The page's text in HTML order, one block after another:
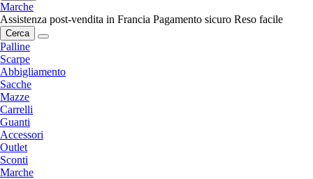
Marche
Assistenza post-vendita in Francia Pagamento sicuro Reso facile
Cerca
Palline
Scarpe
Abbigliamento
Sacche
Mazze
Carrelli
Guanti
Accessori
Outlet
Sconti
Marche